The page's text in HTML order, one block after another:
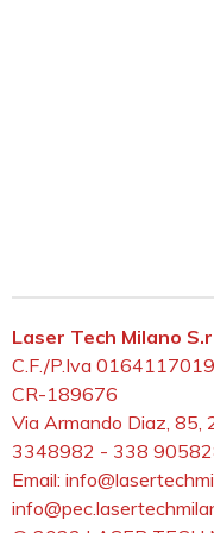
Laser Tech Milano
C.F./P.Iva
CR-189676
Via Armando Diaz, 85,
3348982 - 338
Email: